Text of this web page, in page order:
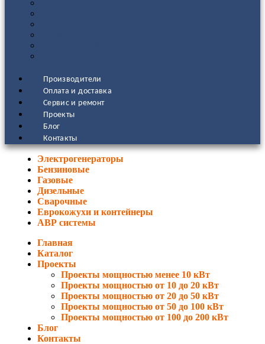
Производители
Оплата и доставка
Сервис и ремонт
Проекты
Блог
Контакты
Электрогенераторы
Бензиновые
Газовые
Дизельные
Сварочные
Еврокожухи и контейнеры
АВР системы
Главная
Каталог
Проекты
Проекты мощностью менее 10 кВт
Проекты мощностью от 10 до 20 кВт
Проекты мощностью от 20 до 50 кВт
Проекты мощностью от 50 до 100 кВт
Проекты мощностью от 100 до 200 кВт
Блог
Контакты